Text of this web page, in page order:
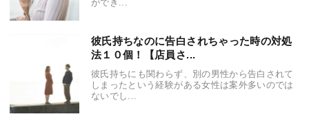
ができ...
彼氏持ちなのに告白されちゃった時の対処
法１０個！【店員さ...
彼氏持ちにも関わらず、別の男性から告白されて
しまったという経験がある女性は案外多いのでは
ないでし...